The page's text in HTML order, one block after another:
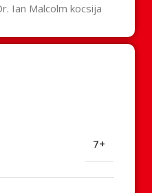
Ian Malcolm kocsija
7+